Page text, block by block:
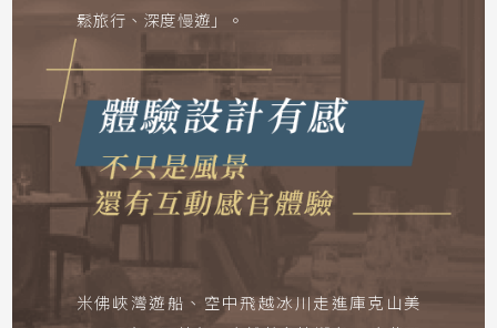
鬆旅行、深度慢遊」。
米佛峽灣遊船、空中飛越冰川走進庫克山美